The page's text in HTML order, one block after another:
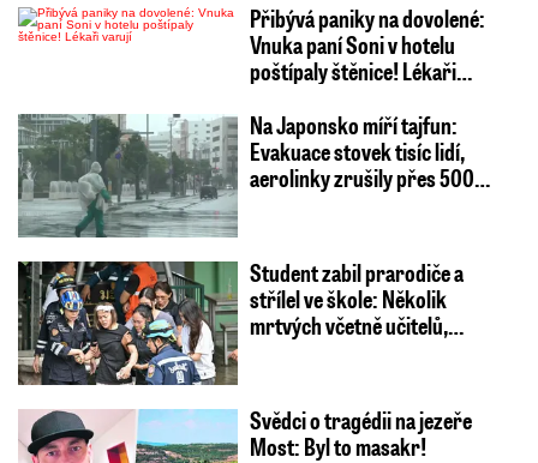
Přibývá paniky na dovolené:
Vnuka paní Soni v hotelu
poštípaly štěnice! Lékaři…
Na Japonsko míří tajfun:
Evakuace stovek tisíc lidí,
aerolinky zrušily přes 500…
Student zabil prarodiče a
střílel ve škole: Několik
mrtvých včetně učitelů,…
Svědci o tragédii na jezeře
Most: Byl to masakr!